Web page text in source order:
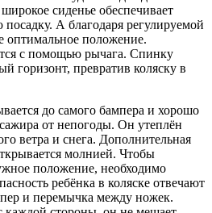
сиденье обеспечивает
А благодаря регулируемой
оптимальное положение.
с помощью рычага. Спинку
горизонт, превратив коляску в
до самого бампера и хорошо
от непогоды. Он утеплён
ветра и снега. Дополнительная
молнией. Чтобы
положение, необходимо
ребёнка в коляске отвечают
и перемычка между ножек.